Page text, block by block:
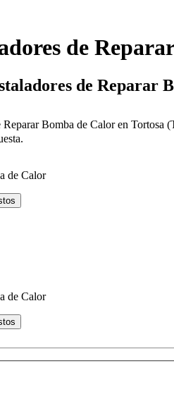
de
de Reparar
Reparar Bomba de Calor en Tortosa
de Calor
de Calor